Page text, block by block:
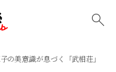
の美意識が息づく「武相荘」